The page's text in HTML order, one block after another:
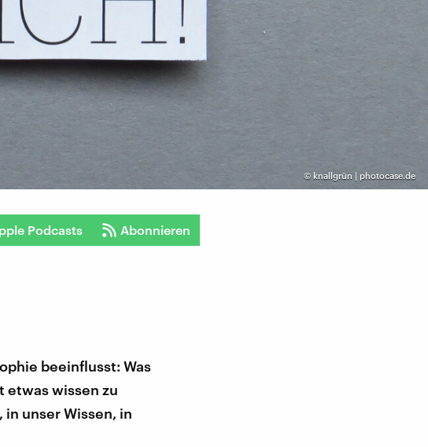
© knallgrün | photocase.de
Podcasts Abonnieren
beeinflusst: Was
etwas wissen zu
unser Wissen, in